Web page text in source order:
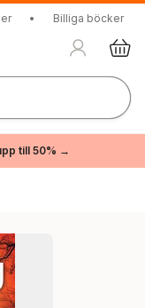
• Billiga böcker
till 50% →